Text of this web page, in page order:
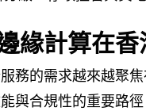
緣計算在
務的需求越來越聚
與合規性的重要路徑